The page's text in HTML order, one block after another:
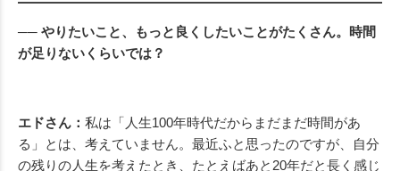
── やりたいこと、もっと良くしたいことがたくさん。時間
が足りないくらいでは？
エドさん： 私は「人生100年時代だからまだまだ時間があ
る」とは、考えていません。最近ふと思ったのですが、自分
の残りの人生を考えたとき、たとえばあと20年だと長く感じ